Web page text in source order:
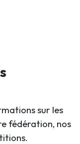
sur les
fédération, nos